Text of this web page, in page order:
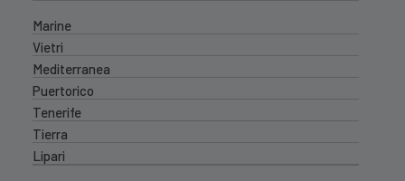
Marine
Vietri
Mediterranea
Puertorico
Tenerife
Tierra
Lipari